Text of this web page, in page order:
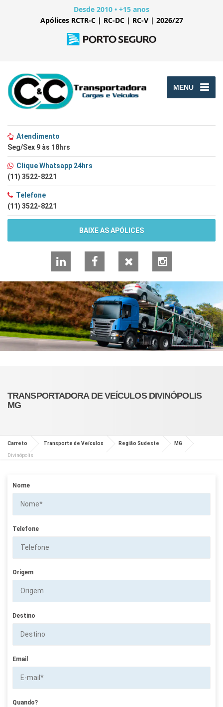
Desde 2010 • +15 anos
Apólices RCTR-C | RC-DC | RC-V | 2026/27
MENU
Atendimento
Seg/Sex 9 às 18hrs
Clique Whatsapp 24hrs
(11) 3522-8221
Telefone
(11) 3522-8221
BAIXE AS APÓLICES
LinkedInFacebook Instagram
TRANSPORTADORA DE VEÍCULOS DIVINÓPOLIS
MG
Carreto Transporte de Veículos Região Sudeste MG
Divinópolis
Nome
Telefone
Origem
Destino
Email
Quando?